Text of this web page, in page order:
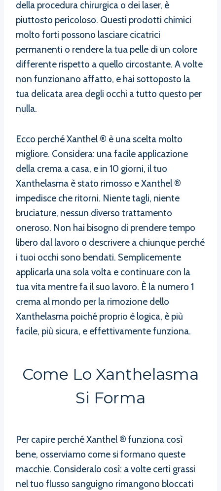
della procedura chirurgica o dei laser, è
piuttosto pericoloso. Questi prodotti chimici
molto forti possono lasciare cicatrici
permanenti o rendere la tua pelle di un colore
differente rispetto a quello circostante. A volte
non funzionano affatto, e hai sottoposto la
tua delicata area degli occhi a tutto questo per
nulla.
Ecco perché Xanthel ® è una scelta molto
migliore. Considera: una facile applicazione
della crema a casa, e in 10 giorni, il tuo
Xanthelasma è stato rimosso e Xanthel ®
impedisce che ritorni. Niente tagli, niente
bruciature, nessun diverso trattamento
oneroso. Non hai bisogno di prendere tempo
libero dal lavoro o descrivere a chiunque perché
i tuoi occhi sono bendati. Semplicemente
applicarla una sola volta e continuare con la
tua vita mentre fa il suo lavoro. È la numero 1
crema al mondo per la rimozione dello
Xanthelasma poiché proprio è logica, è più
facile, più sicura, e effettivamente funziona.
Come Lo Xanthelasma
Si Forma
Per capire perché Xanthel ® funziona così
bene, osserviamo come si formano queste
macchie. Consideralo così: a volte certi grassi
nel tuo flusso sanguigno rimangono bloccati